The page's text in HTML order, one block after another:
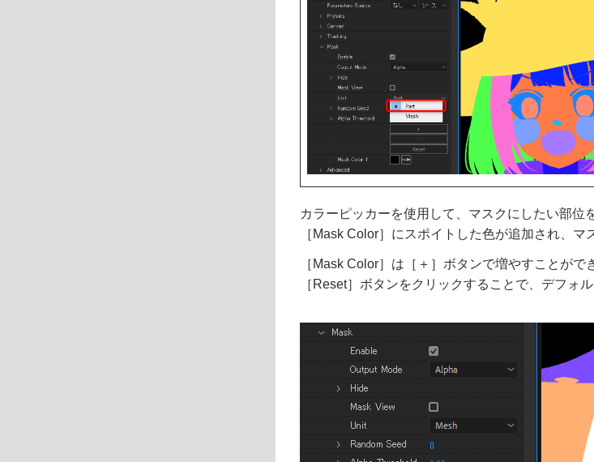
カラーピッカーを使用して、マスクにしたい部位
［Mask Color］にスポイトした色が追加され、マ
［Mask Color］は［＋］ボタンで増やすことがで
［Reset］ボタンをクリックすることで、デフォ